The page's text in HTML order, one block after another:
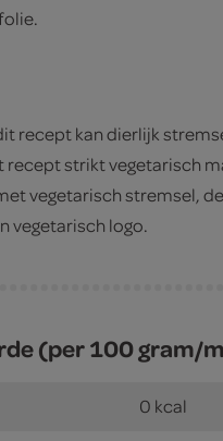
recept kan dierlijk
recept strikt vegetarisch
vegetarisch stremsel,
vegetarisch logo.
(per 100 gram/
0 kcal